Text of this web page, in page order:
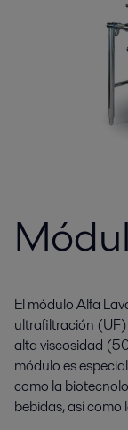
El módulo Alfa
ultrafiltración
alta viscosidad
módulo es
como la
bebidas, así como